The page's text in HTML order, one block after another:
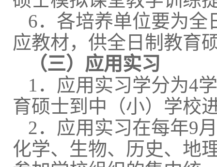
6．各培养单位要为全
应教材，供全日制教育
（三）应用实习
1．应用实习学分为4
育硕士到中（小）学校
2． 应用实习在每年9
化学、生物、历史、地